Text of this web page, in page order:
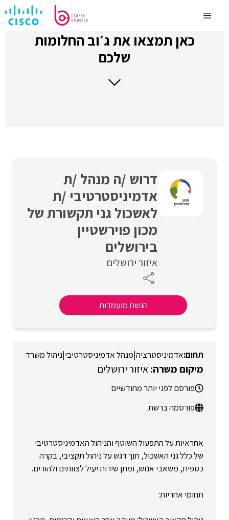
לתוכןMenu
כאן תמצאו את ג׳וב החלומות
שלכם
דרוש /ה מנהל /ת
אדמיניסטרטיבי /ת
לאשכול גני תקשורת של
מכון פוירשטיין
בירושלים
איזור ירושלים
הגשת מועמדות
אדמיניסטרציה|מנהל אדמיניסטרטיבי|ניהול משרד
איזור ירושלים
פורסם לפני יותר מחודשיים
פורסמה ברשת
אחראיות על התפעול השוטף והניהול האדמיניסטרטיבי
של כלל גני האשכול, תוך דגש על ניהול תקציבי, בקרה
כספית, משאבי אנוש, ומתן שירות יעיל לצוותים ולהורים.
תחומי אחריות: